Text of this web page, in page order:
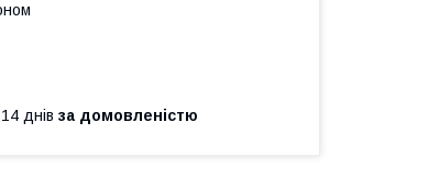
днів за домовленістю